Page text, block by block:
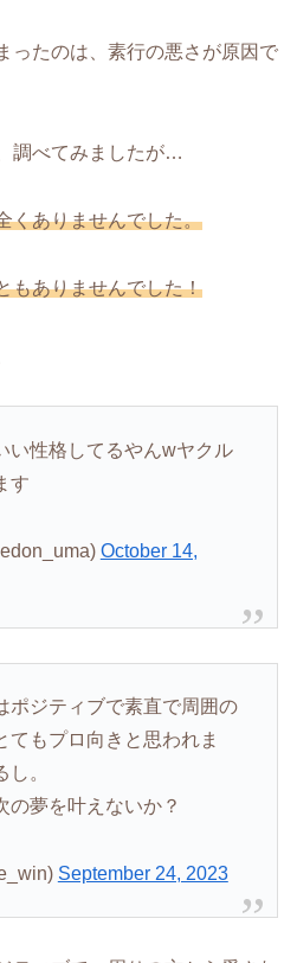
ったのは、素行の悪さが原因で
調べてみましたが…
くありませんでした。
もありませんでした！
い性格してるやんwヤクル
す
October 14,
ポジティブで素直で周囲の
てもプロ向きと思われま
。
の夢を叶えないか？
September 24, 2023